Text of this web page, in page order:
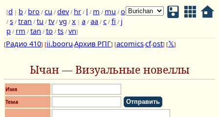
[d | b / bro / cu / dev/ hr / l / m / mu / o
/ s / tran / tu / tv/ vg / x | a / aa / c / fi / j
p / rm / tan / to / ts / vn]
[Радио 410] [ii.booru-Архив РПГ] [acomics-cf-ost] [𝕏]
Ычан — Визуальные новеллы
Имя
Тема